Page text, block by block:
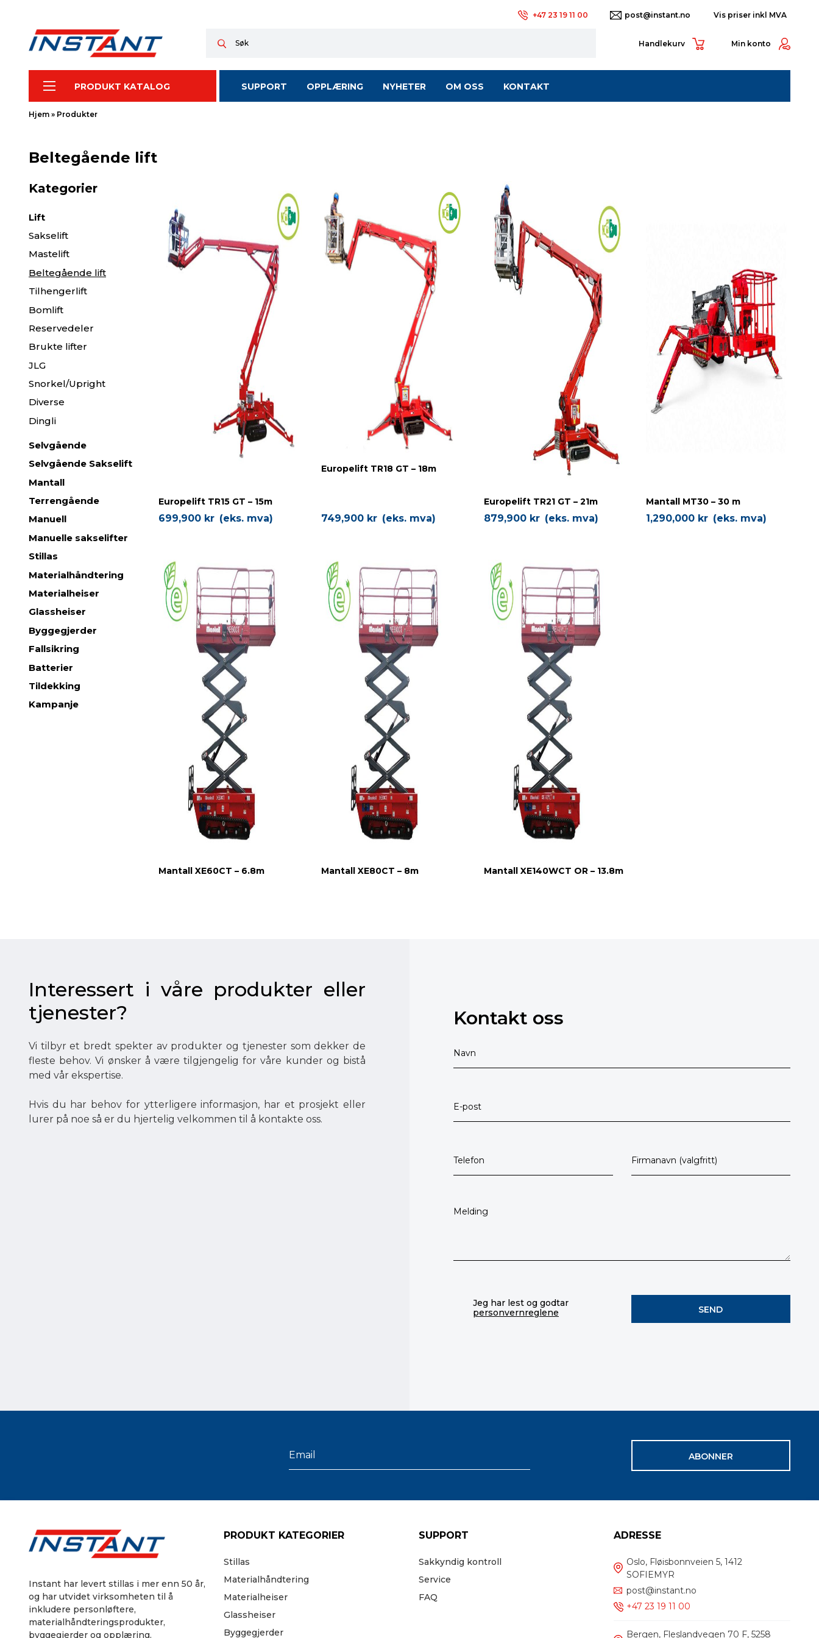
+47 23 19 11 00 post@instant.no
Handlekurv Min konto
PRODUKT KATALOG SUPPORT OPPLÆRING NYHETER OM OSS KONTAKT
Hjem » Produkter
Beltegående lift
Kategorier
Lift
Sakselift
Mastelift
Beltegående lift
Tilhengerlift
Bomlift
Reservedeler
Brukte lifter
JLG
Snorkel/Upright
Diverse
Dingli
Selvgående
Selvgående Sakselift
Mantall
Terrengående
Manuell
Manuelle sakselifter
Stillas
Materialhåndtering
Materialheiser
Glassheiser
Byggegjerder
Fallsikring
Batterier
Tildekking
Kampanje
Europelift TR15 GT – 15m
699,900 kr (eks. mva)
Europelift TR18 GT – 18m
749,900 kr (eks. mva)
Europelift TR21 GT – 21m
879,900 kr (eks. mva)
Mantall MT30 – 30 m
1,290,000 kr (eks. mva)
Mantall XE60CT – 6.8m Mantall XE80CT – 8m Mantall XE140WCT OR – 13.8m
Interessert i våre produkter eller
tjenester?
Vi tilbyr et bredt spekter av produkter og tjenester som dekker de
fleste behov. Vi ønsker å være tilgjengelig for våre kunder og bistå
med vår ekspertise.
Hvis du har behov for ytterligere informasjon, har et prosjekt eller
lurer på noe så er du hjertelig velkommen til å kontakte oss.
Kontakt oss
Jeg har lest og godtar
personvernreglene
ABONNER
Instant har levert stillas i mer enn 50 år,
og har utvidet virksomheten til å
inkludere personløftere,
materialhåndteringsprodukter,
byggegjerder og opplæring.
PRODUKT KATEGORIER
Stillas
Materialhåndtering
Materialheiser
Glassheiser
Byggegjerder
SUPPORT
Sakkyndig kontroll
Service
FAQ
ADRESSE
Oslo, Fløisbonnveien 5, 1412
SOFIEMYR
post@instant.no
+47 23 19 11 00
Bergen, Fleslandvegen 70 F, 5258